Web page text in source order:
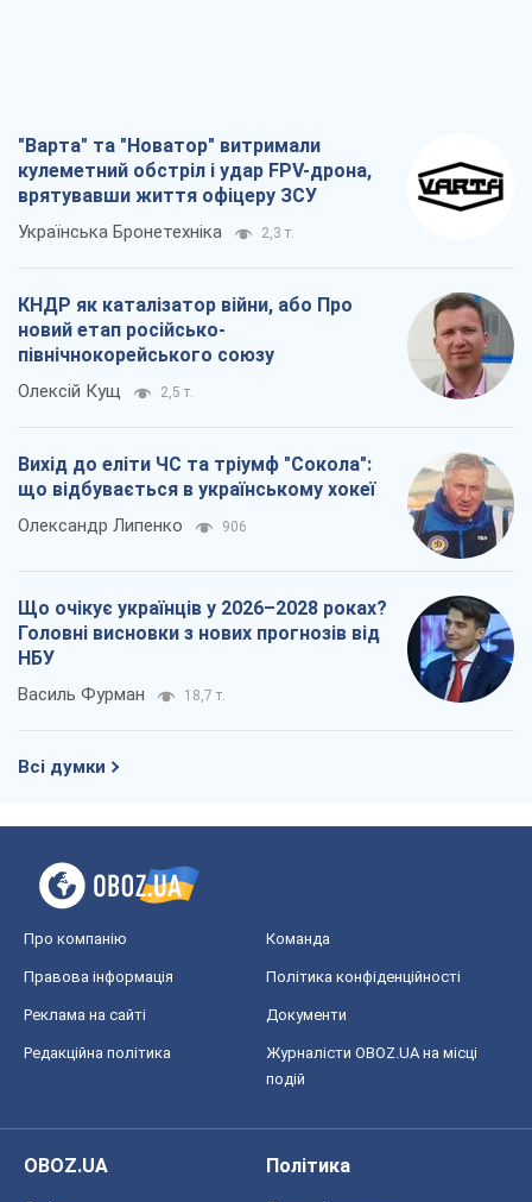
"Варта" та "Новатор" витримали
кулеметний обстріл і удар FPV-дрона,
врятувавши життя офіцеру ЗСУ
Українська Бронетехніка 2,3 т.
КНДР як каталізатор війни, або Про
новий етап російсько-
північнокорейського союзу
Олексій Кущ 2,5 т.
Вихід до еліти ЧС та тріумф "Сокола":
що відбувається в українському хокеї
Олександр Липенко 906
Що очікує українців у 2026–2028 роках?
Головні висновки з нових прогнозів від
НБУ
Василь Фурман 18,7 т.
Всі думки
Про компанію Команда
Правова інформація Політика конфіденційності
Реклама на сайті Документи
Редакційна політика
Журналісти OBOZ.UA на місці
подій
OBOZ.UA
Політика